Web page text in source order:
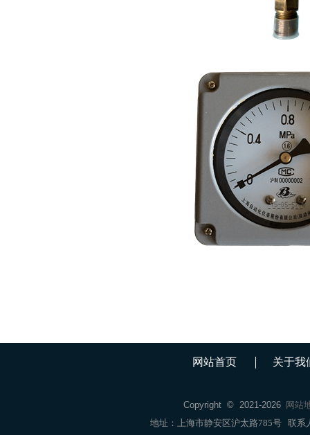
网站首页 关于我
Copyright © 2021-2026 网站
地址：上海市静安区沪太路785号 联